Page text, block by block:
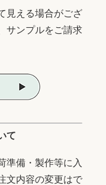
見える場合がござ
サンプルをご請求
て
準備・製作等に入
文内容の変更はで